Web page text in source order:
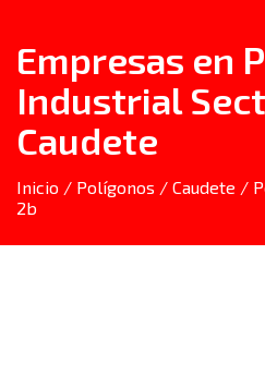
Empresas en
Industrial
Caudete
Inicio / Polígonos / Caudete /
2b